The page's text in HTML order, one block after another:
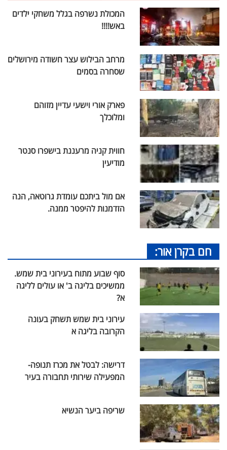
המכולת נשרפה בגלל משחקי ילדים
באש!!!!
מרחב הבילוש עצר חשודה מירושלים
שסחרה בסמים
פארק אורי וישעי עדיין מזוהם
ומלוכלך
חווית קניה מרעננת בישפרו סנטר
מודיעין
אם מול ביתכם עומדת גרוטאה, הנה
הזדמנות להיפטר ממנה.
חם בקרן אור:
סוף שבוע מתוח בעירוני בית שמש.
ממשיכים בליגה ב' או עולים לליגה
א?
עירוני בית שמש תשחק בעונה
הקרובה בליגה א
דרישה: לבטל את מכרז תנופה-
המפעילה שירותי תחבורה בעיר
שריפה ביער הנשיא